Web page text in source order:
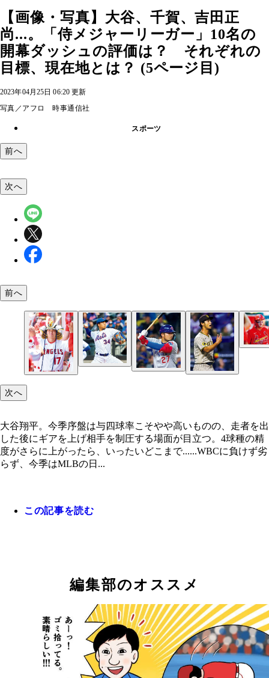
【画像・写真】大谷、千賀、吉田正
尚...。「侍メジャーリーガー」10名の
開幕ダッシュの評価は？ それぞれの
目標、現在地とは？ (5ページ目)
2023年04月25日 06:20 更新
写真／アフロ 時事通信社
スポーツ
前へ
求めている。いずれ「お化け（ゴースト）が出る
かけて、出ない投法」も可能に？
鈴木誠也。脇腹の故障でWBCを涙の辞退。メジャ
目のスタートとなった復帰初戦で4番に起用され、
ラーズ・ヌートバー。左手親指のケガで出遅れた
次へ
前へ
次へ
大谷翔平。今季序盤は与四球率こそやや高いものの、走者を出
した後にギアを上げ相手を制圧する場面が目立つ。4球種の精
度がさらに上がったら、いったいどこまで......WBCに負けず劣
らず、今季はMLBの日...
この記事を読む
編集部のオススメ